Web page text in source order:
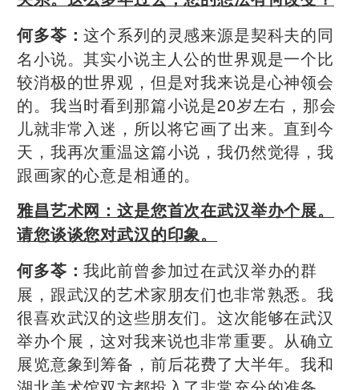
何多苓：这个系列的灵感来源是契科夫的同
名小说。其实小说主人公的世界观是一个比
较消极的世界观，但是对我来说是心神领会
的。我当时看到那篇小说是20岁左右，那会
儿就非常入迷，所以将它画了出来。直到今
天，我再次重温这篇小说，我仍然觉得，我
跟画家的心意是相通的。
雅昌艺术网：这是您首次在武汉举办个展。
请您谈谈您对武汉的印象。
何多苓：我此前曾参加过在武汉举办的群
展，跟武汉的艺术家朋友们也非常熟悉。我
很喜欢武汉的这些朋友们。这次能够在武汉
举办个展，这对我来说也非常重要。从确立
展览意象到筹备，前后花费了大半年。我和